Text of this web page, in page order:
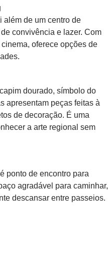
além de um centro de
convivência e lazer. Com
oferece opções de
dourado, símbolo do
apresentam peças feitas à
de decoração. É uma
a arte regional sem
ponto de encontro para
agradável para caminhar,
descansar entre passeios.